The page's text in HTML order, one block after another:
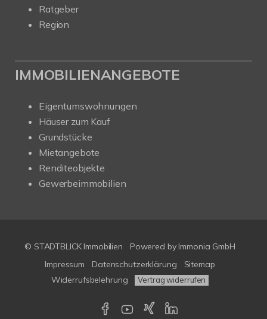
Ratgeber
Region
IMMOBILIENANGEBOTE
Eigentumswohnungen
Häuser zum Kauf
Grundstücke
Mietangebote
Renditeobjekte
Gewerbeimmobilien
© STADTBLICK Immobilien Powered by Immonia GmbH
Impressum
Datenschutzerklärung
Sitemap
Widerrufsbelehrung
Vertrag widerrufen